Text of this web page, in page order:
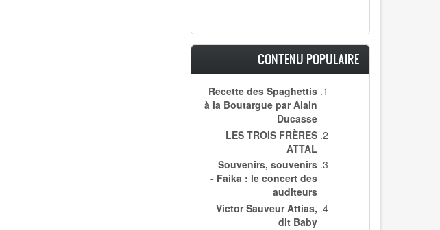
CONTENU POPULAIRE
Recette des Spaghettis
à la Boutargue par Alain
Ducasse
LES TROIS FRÈRES
ATTAL
Souvenirs, souvenirs
- Faika : le concert des
auditeurs
Victor Sauveur Attias,
dit Baby